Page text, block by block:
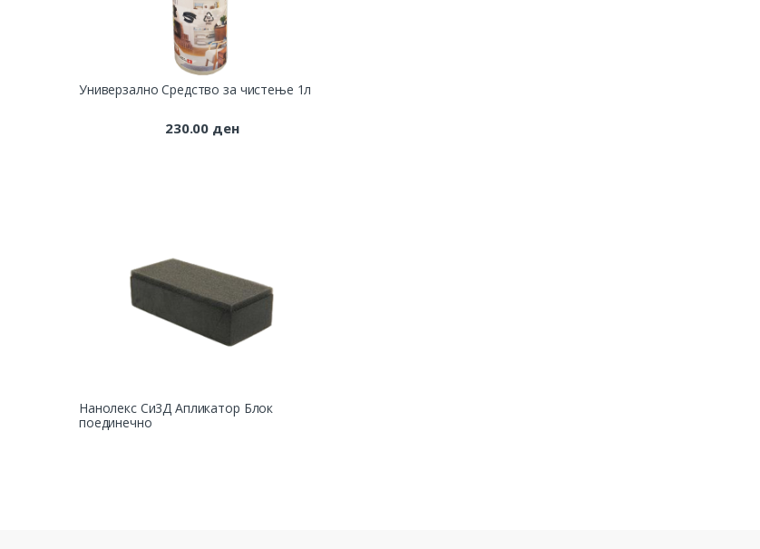
Универзално Средство за чистење 1л
230.00 ден
Нанолекс Си3Д Апликатор Блок
поединечно